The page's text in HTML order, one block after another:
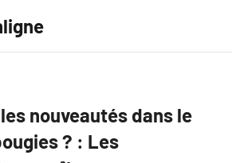
nouveautés dans le
? : Les